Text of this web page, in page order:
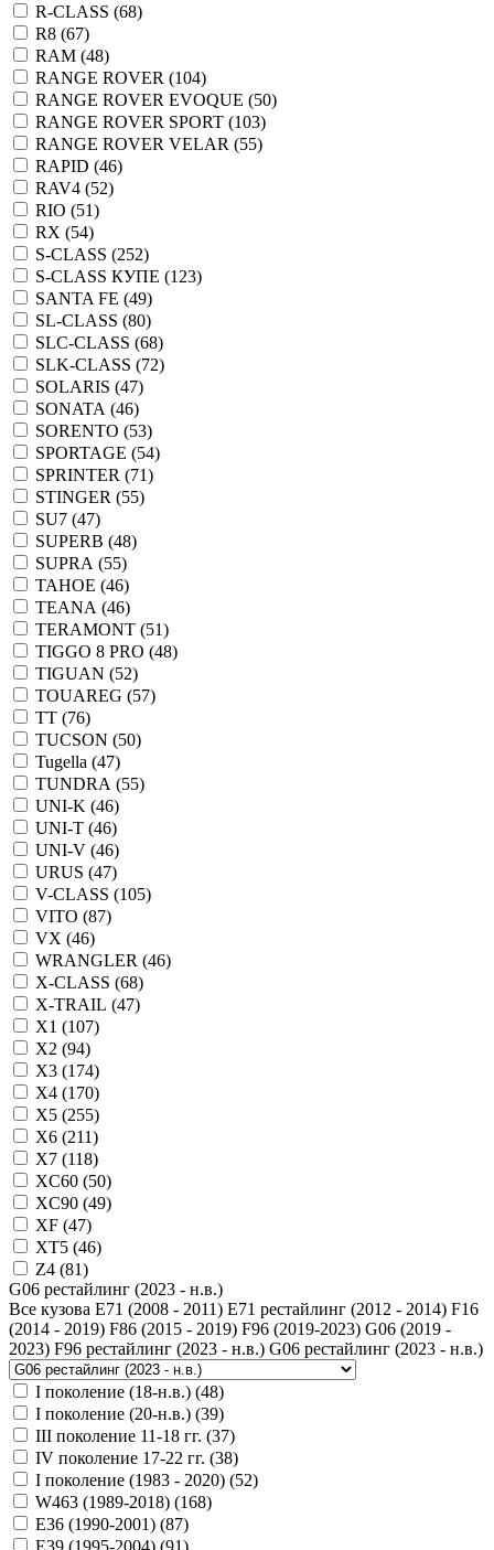
R-CLASS (68)
R8 (67)
RAM (48)
RANGE ROVER (104)
RANGE ROVER EVOQUE (50)
RANGE ROVER SPORT (103)
RANGE ROVER VELAR (55)
RAPID (46)
RAV4 (52)
RIO (51)
RX (54)
S-CLASS (252)
S-CLASS КУПЕ (123)
SANTA FE (49)
SL-CLASS (80)
SLC-CLASS (68)
SLK-CLASS (72)
SOLARIS (47)
SONATA (46)
SORENTO (53)
SPORTAGE (54)
SPRINTER (71)
STINGER (55)
SU7 (47)
SUPERB (48)
SUPRA (55)
TAHOE (46)
TEANA (46)
TERAMONT (51)
TIGGO 8 PRO (48)
TIGUAN (52)
TOUAREG (57)
TT (76)
TUCSON (50)
Tugella (47)
TUNDRA (55)
UNI-K (46)
UNI-T (46)
UNI-V (46)
URUS (47)
V-CLASS (105)
VITO (87)
VX (46)
WRANGLER (46)
X-CLASS (68)
X-TRAIL (47)
X1 (107)
X2 (94)
X3 (174)
X4 (170)
X5 (255)
X6 (211)
X7 (118)
XC60 (50)
XC90 (49)
XF (47)
XT5 (46)
Z4 (81)
G06 рестайлинг (2023 - н.в.)
Все кузова E71 (2008 - 2011) E71 рестайлинг (2012 - 2014) F16
(2014 - 2019) F86 (2015 - 2019) F96 (2019-2023) G06 (2019 -
2023) F96 рестайлинг (2023 - н.в.) G06 рестайлинг (2023 - н.в.)
I поколение (18-н.в.) (48)
I поколение (20-н.в.) (39)
III поколение 11-18 гг. (37)
IV поколение 17-22 гг. (38)
I поколение (1983 - 2020) (52)
W463 (1989-2018) (168)
E36 (1990-2001) (87)
E39 (1995-2004) (91)